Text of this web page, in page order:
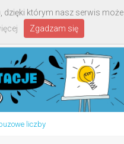
liczby
dzięki którym nasz serwis może
Zgadzam się